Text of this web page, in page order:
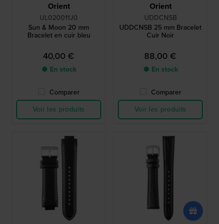
Orient
UL020011J0
Sun & Moon 20 mm
Bracelet en cuir bleu
40,00 €
● En stock
Comparer
Voir les produits
Orient
UDDCNSB
UDDCNSB 25 mm Bracelet
Cuir Noir
88,00 €
● En stock
Comparer
Voir les produits